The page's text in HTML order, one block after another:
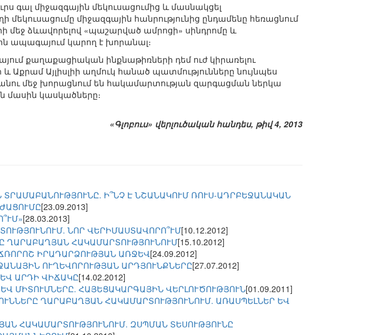
գալ միջազգային մեկուսացումից և մասնակցել
միջազգային հանրությունից ընդամենը հեռացնում
մեջ ձևավորելով «պաշարված ամրոցի» սինդրոմը և
ապագայում կարող է խորանալ։
քաղաքացիական ինքնաթիռների դեմ ուժ կիրառելու
Այլիսլիի աղմուկ հանած պատմությունները նույնպես
մեջ խորացնում են հակամարտության զարգացման ներկա
մասին կասկածները։
«Գլոբուս» վերլուծական հանդես, թիվ 4, 2013
Ի՞ՆՉ Է ՆՇԱՆԱԿՈՒՄ ՌՈՒՍ-ԱԴՐԲԵՋԱՆԱԿԱՆ
[23.09.2013]
[28.03.2013]
ՆՈՐ ՎԵՐԻՄԱՍՏԱՎՈՐՈ՞ՒՄ[10.12.2012]
ՂԱՐԱԲԱՂՅԱՆ ՀԱԿԱՄԱՐՏՈՒԹՅՈՒՆՈՒՄ[15.10.2012]
ԻՐԱԴԱՐՁՈՒԹՅԱՆ ԱՌՋԵՎ[24.09.2012]
ՈՒՂԵՎՈՐՈՒԹՅԱՆ ԱՐԴՅՈՒՆՔՆԵՐԸ[27.07.2012]
ԱՐԴԻ ՎԻՃԱԿԸ[14.02.2012]
ՄԻՏՈՒՄՆԵՐԸ. ՀԱՅԵՑԱԿԱՐԳԱՅԻՆ ՎԵՐԼՈՒԾՈՒԹՅՈՒՆ[01.09.2011]
ՂԱՐԱԲԱՂՅԱՆ ՀԱԿԱՄԱՐՏՈՒԹՅՈՒՆՈՒՄ. ԱՌԱՍՊԵԼՆԵՐ ԵՎ
ՀԱԿԱՄԱՐՏՈՒԹՅՈՒՆՈՒՄ. ԶՍՊՄԱՆ ՏԵՍՈՒԹՅՈՒՆԸ